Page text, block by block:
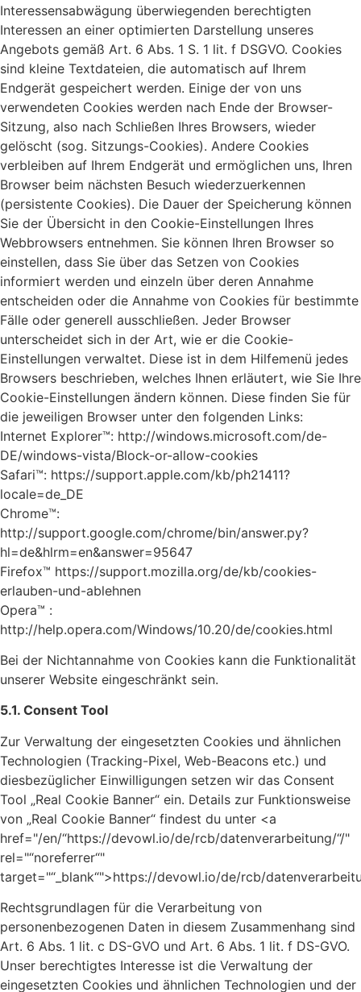
Interessensabwägung überwiegenden berechtigten
Interessen an einer optimierten Darstellung unseres
Angebots gemäß Art. 6 Abs. 1 S. 1 lit. f DSGVO. Cookies
sind kleine Textdateien, die automatisch auf Ihrem
Endgerät gespeichert werden. Einige der von uns
verwendeten Cookies werden nach Ende der Browser-
Sitzung, also nach Schließen Ihres Browsers, wieder
gelöscht (sog. Sitzungs-Cookies). Andere Cookies
verbleiben auf Ihrem Endgerät und ermöglichen uns, Ihren
Browser beim nächsten Besuch wiederzuerkennen
(persistente Cookies). Die Dauer der Speicherung können
Sie der Übersicht in den Cookie-Einstellungen Ihres
Webbrowsers entnehmen. Sie können Ihren Browser so
einstellen, dass Sie über das Setzen von Cookies
informiert werden und einzeln über deren Annahme
entscheiden oder die Annahme von Cookies für bestimmte
Fälle oder generell ausschließen. Jeder Browser
unterscheidet sich in der Art, wie er die Cookie-
Einstellungen verwaltet. Diese ist in dem Hilfemenü jedes
Browsers beschrieben, welches Ihnen erläutert, wie Sie Ihre
Cookie-Einstellungen ändern können. Diese finden Sie für
die jeweiligen Browser unter den folgenden Links:
Internet Explorer™: http://windows.microsoft.com/de-
DE/windows-vista/Block-or-allow-cookies
Safari™: https://support.apple.com/kb/ph21411?
locale=de_DE
Chrome™:
http://support.google.com/chrome/bin/answer.py?
hl=de&hlrm=en&answer=95647
Firefox™ https://support.mozilla.org/de/kb/cookies-
erlauben-und-ablehnen
Opera™ :
http://help.opera.com/Windows/10.20/de/cookies.html
Bei der Nichtannahme von Cookies kann die Funktionalität
unserer Website eingeschränkt sein.
5.1. Consent Tool
Zur Verwaltung der eingesetzten Cookies und ähnlichen
Technologien (Tracking-Pixel, Web-Beacons etc.) und
diesbezüglicher Einwilligungen setzen wir das Consent
Tool „Real Cookie Banner“ ein. Details zur Funktionsweise
von „Real Cookie Banner“ findest du unter <a
href="/en/“https://devowl.io/de/rcb/datenverarbeitung/“/"
rel="“noreferrer“"
target="“_blank“">https://devowl.io/de/rcb/
Rechtsgrundlagen für die Verarbeitung von
personenbezogenen Daten in diesem Zusammenhang sind
Art. 6 Abs. 1 lit. c DS-GVO und Art. 6 Abs. 1 lit. f DS-GVO.
Unser berechtigtes Interesse ist die Verwaltung der
eingesetzten Cookies und ähnlichen Technologien und der